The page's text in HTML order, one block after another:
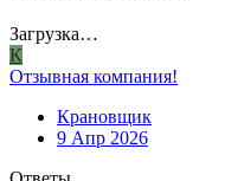
Загрузка…
К
Отзывная компания!
Крановщик
9 Апр 2026